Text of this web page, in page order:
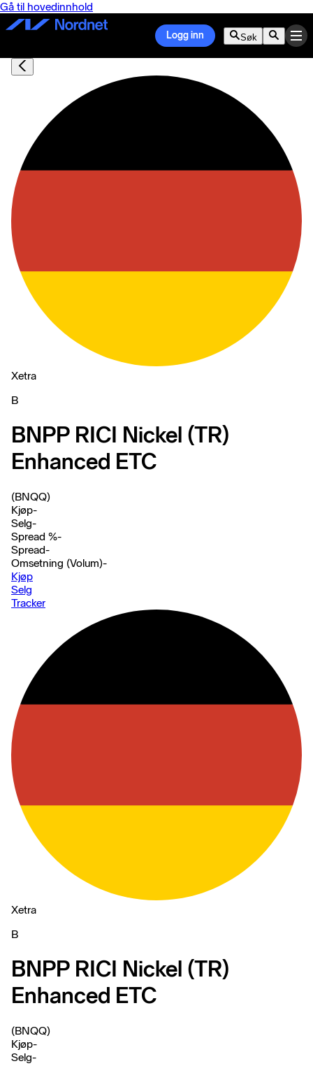
Gå til hovedinnhold
Logg inn Søk
Xetra
B
BNPP RICI Nickel (TR)
Enhanced ETC
(BNQQ)
Kjøp-
Selg-
Spread %-
Spread-
Omsetning (Volum)-
Kjøp
Selg
Tracker
Xetra
B
BNPP RICI Nickel (TR)
Enhanced ETC
(BNQQ)
Kjøp-
Selg-